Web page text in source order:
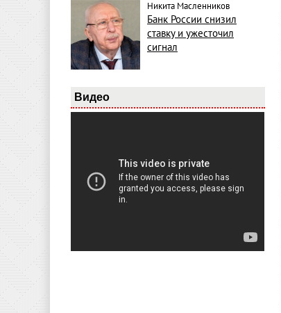
Никита Масленников
Банк России снизил
ставку и ужесточил
сигнал
Видео